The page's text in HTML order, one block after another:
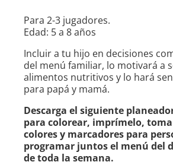
Para 2-3 jugadores.
Edad: 5 a 8 años
Incluir a tu hijo en decisiones
del menú familiar, lo motivará a
alimentos nutritivos y lo hará
para papá y mamá.
Descarga el siguiente
para colorear, imprímelo,
colores y marcadores para
programar juntos el menú del
de toda la semana.